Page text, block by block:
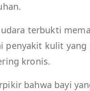
terbukti
penyakit kulit
kronis.
bahwa bayi